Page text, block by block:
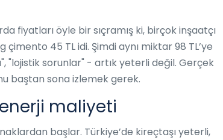
fiyatları öyle bir sıçramış ki, birçok inşaatçı
çimento 45 TL idi. Şimdi aynı miktar 98 TL’ye
"lojistik sorunlar" - artık yeterli değil. Gerçek
baştan sona izlemek gerek.
maliyeti
başlar. Türkiye’de kireçtaşı yeterli,